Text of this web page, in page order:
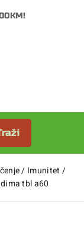
/ Imunitet /
tbl a60